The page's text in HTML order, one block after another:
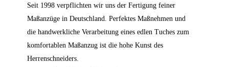
Seit 1998 verpflichten wir uns der Fertigung feiner
Maßanzüge in Deutschland. Perfektes Maßnehmen und
die handwerkliche Verarbeitung eines edlen Tuches zum
komfortablen Maßanzug ist die hohe Kunst des
Herrenschneiders.